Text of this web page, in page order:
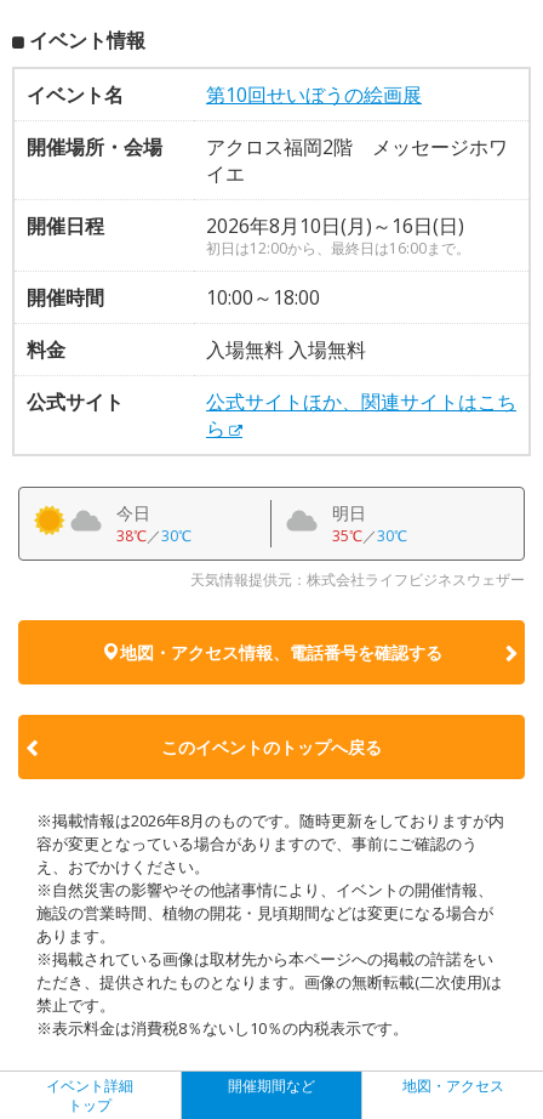
イベント情報
イベント名
第10回せいぼうの絵画展
開催場所・会場
アクロス福岡2階 メッセージホワ
イエ
開催日程
2026年8月10日(月)～16日(日)
初日は12:00から、最終日は16:00まで。
開催時間
10:00～18:00
料金
入場無料 入場無料
公式サイト
公式サイトほか、関連サイトはこち
ら
今日
38℃／30℃
明日
35℃／30℃
天気情報提供元：株式会社ライフビジネスウェザー
地図・アクセス情報、電話番号を確認する
このイベントのトップへ戻る
※掲載情報は2026年8月のものです。随時更新をしておりますが内
容が変更となっている場合がありますので、事前にご確認のう
え、おでかけください。
※自然災害の影響やその他諸事情により、イベントの開催情報、
施設の営業時間、植物の開花・見頃期間などは変更になる場合が
あります。
※掲載されている画像は取材先から本ページへの掲載の許諾をい
ただき、提供されたものとなります。画像の無断転載(二次使用)は
禁止です。
※表示料金は消費税8％ないし10％の内税表示です。
イベント詳細
トップ
開催期間など 地図・アクセス